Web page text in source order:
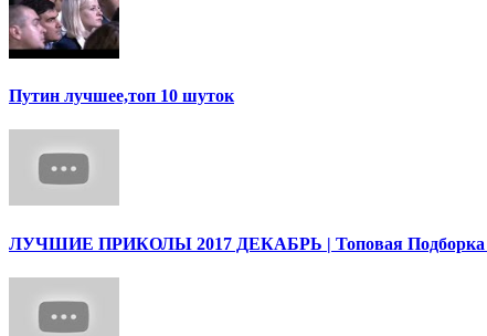
Путин лучшее,топ 10 шуток
ЛУЧШИЕ ПРИКОЛЫ 2017 ДЕКАБРЬ | Топовая Подборка